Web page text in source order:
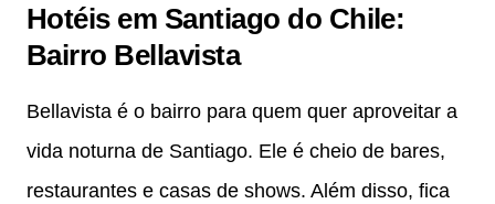
Hotéis em Santiago do Chile:
Bairro Bellavista
Bellavista é o bairro para quem quer aproveitar a
vida noturna de Santiago. Ele é cheio de bares,
restaurantes e casas de shows. Além disso, fica